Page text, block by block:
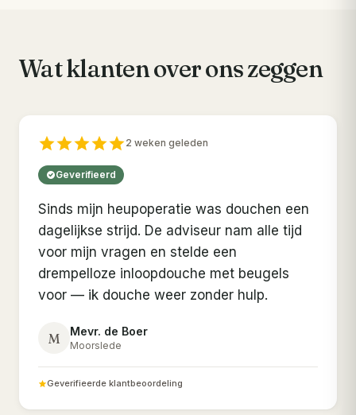
Wat klanten over ons zeggen
2 weken geleden
Geverifieerd
Sinds mijn heupoperatie was douchen een
dagelijkse strijd. De adviseur nam alle tijd
voor mijn vragen en stelde een
drempelloze inloopdouche met beugels
voor — ik douche weer zonder hulp.
M Mevr. de Boer
Moorslede
Geverifieerde klantbeoordeling